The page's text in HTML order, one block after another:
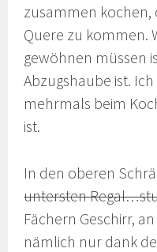
zusammen kochen,
Quere zu kommen.
gewöhnen müssen
Abzugshaube ist.
mehrmals beim
ist.
In den oberen
untersten
Fächern Geschirr,
nämlich nur dank